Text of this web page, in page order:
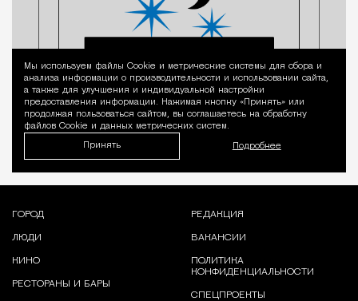
Уведомление
Мы используем файлы Сookie и метрические системы для сбора и
анализа информации о производительности и использовании сайта,
а также для улучшения и индивидуальной настройки
предоставления информации. Нажимая кнопку «Принять» или
продолжая пользоваться сайтом, вы соглашаетесь на обработку
файлов Cookie и данных метрических систем.
Принять Подробнее
ГОРОД
ЛЮДИ
КИНО
РЕСТОРАНЫ И БАРЫ
РЕДАКЦИЯ
ВАКАНСИИ
ПОЛИТИКА
КОНФИДЕНЦИАЛЬНОСТИ
СПЕЦПРОЕКТЫ